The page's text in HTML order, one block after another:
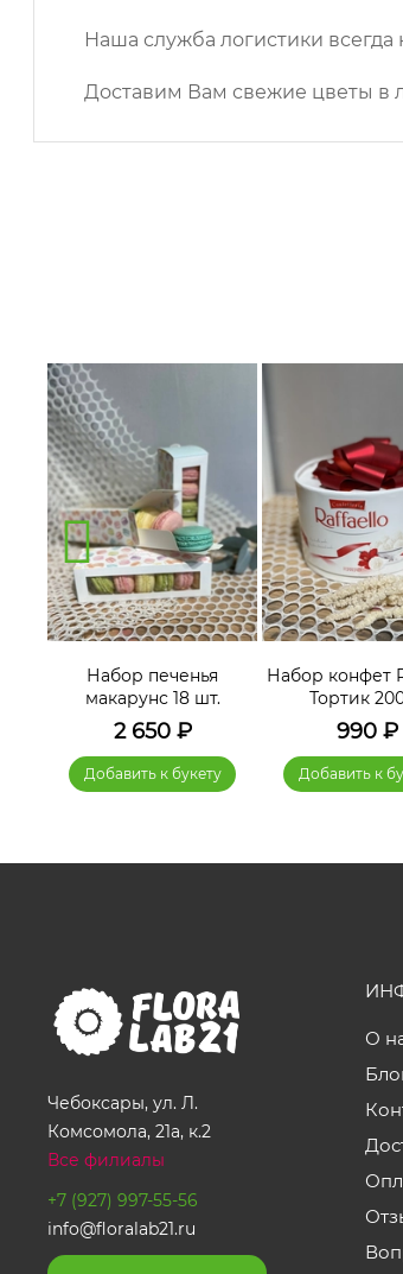
Наша служба логистики
Доставим Вам свежие цветы в
Набор печенья
макарунс 18 шт.
2 650₽
Добавить к букету
Набор конфет
Тортик
990₽
Добавить к
Чебоксары, ул. Л.
Комсомола, 21а, к.2
Все филиалы
+7 (927) 997-55-56
info@floralab21.ru
О